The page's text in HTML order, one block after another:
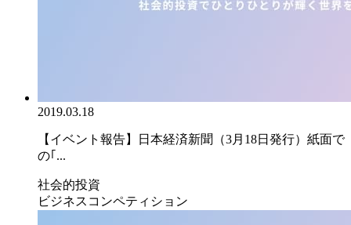
2019.03.18
【イベント報告】日本経済新聞（3月18日発行）紙面で
の｢...
社会的投資
ビジネスコンペティション